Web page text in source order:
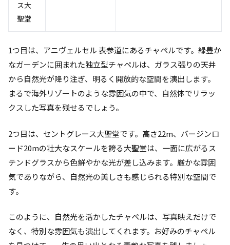
ス大
聖堂
1つ目は、アニヴェルセル 表参道にあるチャペルです。緑豊か
なガーデンに囲まれた独立型チャペルは、ガラス張りの天井
から自然光が降り注ぎ、明るく開放的な空間を演出します。
まるで海外リゾートのような雰囲気の中で、自然体でリラッ
クスした写真を残せるでしょう。
2つ目は、セントグレース大聖堂です。高さ22m、バージンロ
ード20mの壮大なスケールを誇る大聖堂は、一面に広がるス
テンドグラスから色鮮やかな光が差し込みます。厳かな雰囲
気でありながら、自然光の美しさも感じられる特別な空間で
す。
このように、自然光を活かしたチャペルは、写真映えだけで
なく、特別な雰囲気も演出してくれます。お好みのチャペル